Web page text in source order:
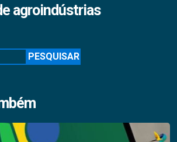
agroindústrias
PESQUISAR